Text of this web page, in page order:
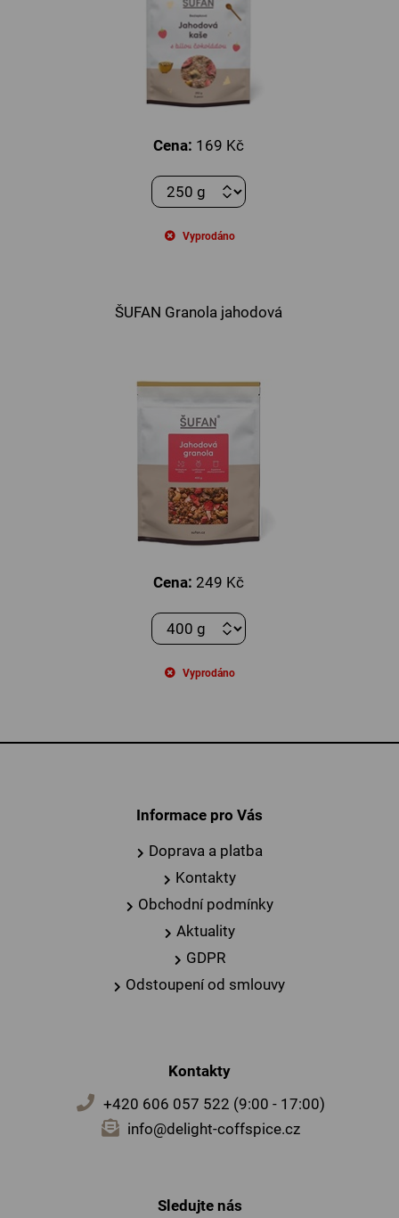
Cena: 169 Kč
Vyprodáno
ŠUFAN Granola jahodová
Cena: 249 Kč
Vyprodáno
Informace pro Vás
Doprava a platba
Kontakty
Obchodní podmínky
Aktuality
GDPR
Odstoupení od smlouvy
Kontakty
+420 606 057 522 (9:00 - 17:00)
info@delight-coffspice.cz
Sledujte nás